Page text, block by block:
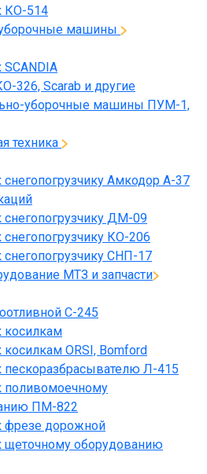
КО-514
машины
SCANDIA
326, Scarab и другие
уборочные машины ПУМ-1,
техника
снегопогрузчику Амкодор А-37
снегопогрузчику ДМ-09
снегопогрузчику КО-206
снегопогрузчику СНП-17
МТЗ и запчасти
С-245
косилкам
косилкам ORSI, Bomford
пескоразбрасывателю Л-415
поливомоечному
ПМ-822
фрезе дорожной
щеточному оборудованию